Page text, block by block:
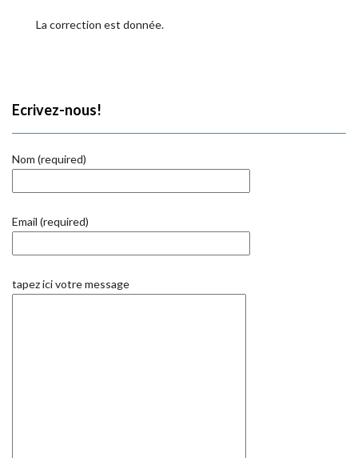
La correction est donnée.
Ecrivez-nous!
Nom (required)
Email (required)
tapez ici votre message